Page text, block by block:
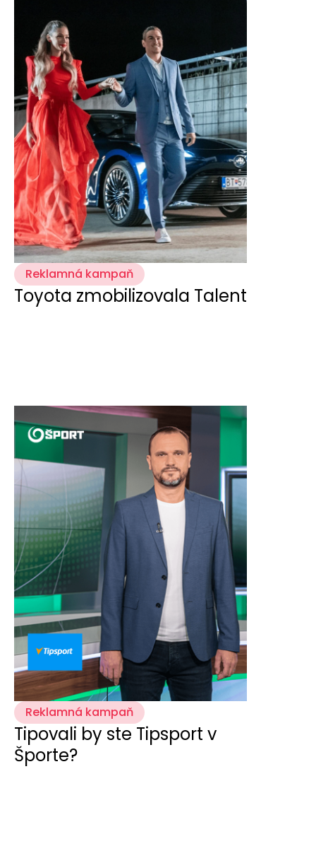
Reklamná kampaň
Toyota zmobilizovala Talent
Reklamná kampaň
Tipovali by ste Tipsport v
Športe?